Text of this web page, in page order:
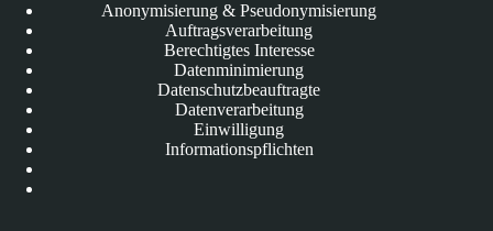
Anonymisierung & Pseudonymisierung
Auftragsverarbeitung
Berechtigtes Interesse
Datenminimierung
Datenschutzbeauftragte
Datenverarbeitung
Einwilligung
Informationspflichten